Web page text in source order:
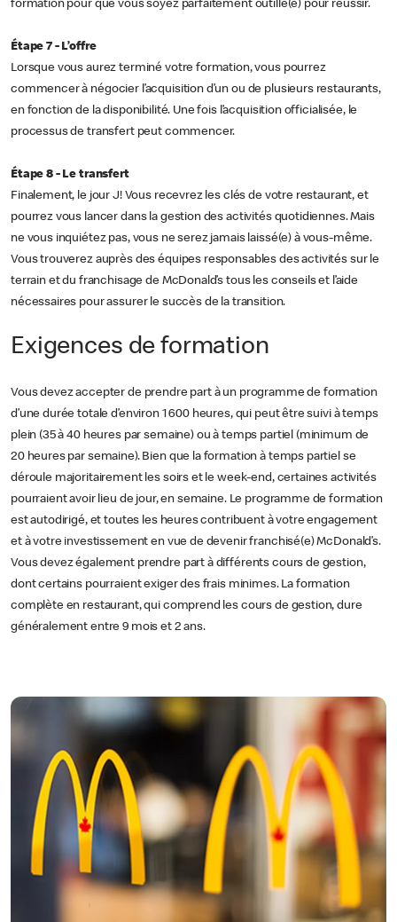
formation pour que vous soyez parfaitement outillé(e) pour réussir.
Étape 7 - L’offre
Lorsque vous aurez terminé votre formation, vous pourrez
commencer à négocier l’acquisition d’un ou de plusieurs restaurants,
en fonction de la disponibilité. Une fois l’acquisition officialisée, le
processus de transfert peut commencer.
Étape 8 - Le transfert
Finalement, le jour J! Vous recevrez les clés de votre restaurant, et
pourrez vous lancer dans la gestion des activités quotidiennes. Mais
ne vous inquiétez pas, vous ne serez jamais laissé(e) à vous-même.
Vous trouverez auprès des équipes responsables des activités sur le
terrain et du franchisage de McDonald’s tous les conseils et l’aide
nécessaires pour assurer le succès de la transition.
Exigences de formation
Vous devez accepter de prendre part à un programme de formation
d’une durée totale d’environ 1 600 heures, qui peut être suivi à temps
plein (35 à 40 heures par semaine) ou à temps partiel (minimum de
20 heures par semaine). Bien que la formation à temps partiel se
déroule majoritairement les soirs et le week-end, certaines activités
pourraient avoir lieu de jour, en semaine. Le programme de formation
est autodirigé, et toutes les heures contribuent à votre engagement
et à votre investissement en vue de devenir franchisé(e) McDonald’s.
Vous devez également prendre part à différents cours de gestion,
dont certains pourraient exiger des frais minimes. La formation
complète en restaurant, qui comprend les cours de gestion, dure
généralement entre 9 mois et 2 ans.